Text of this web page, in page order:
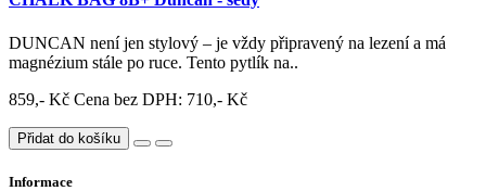
DUNCAN není jen stylový – je vždy připravený na lezení a má
magnézium stále po ruce. Tento pytlík na..
859,- Kč Cena bez DPH: 710,- Kč
Přidat do košíku
Informace